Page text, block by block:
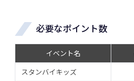
必要なポイント数
イベント名
スタンバイキッズ